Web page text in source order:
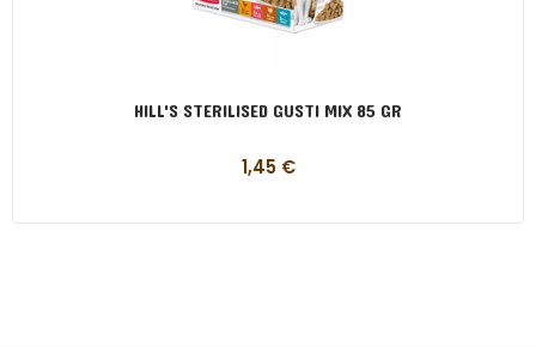
HILL'S STERILISED GUSTI MIX 85 GR
1,45 €